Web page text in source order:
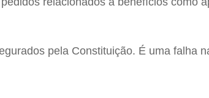
pela Constituição. É uma falha